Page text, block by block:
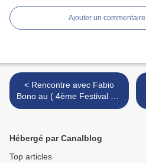
Ajouter un commentaire
< Rencontre avec Fabio
Bono au ( 4ème Festival BD
d'Uccle
Hébergé par Canalblog
Top articles